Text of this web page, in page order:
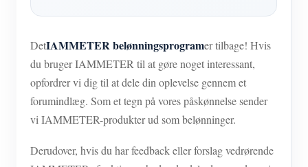
DetIAMMETER belønningsprogramer tilbage! Hvis
du bruger IAMMETER til at gøre noget interessant,
opfordrer vi dig til at dele din oplevelse gennem et
forumindlæg. Som et tegn på vores påskønnelse sender
vi IAMMETER-produkter ud som belønninger.
Derudover, hvis du har feedback eller forslag vedrørende